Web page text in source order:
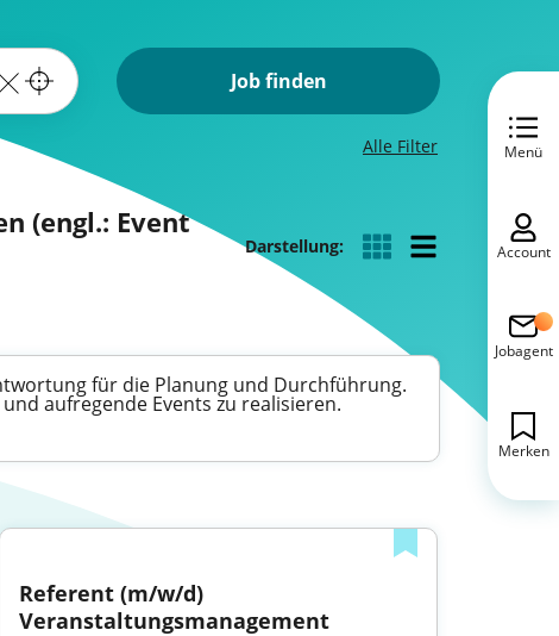
Job finden
Alle Filter
(engl.: Event
Darstellung:
für die Planung und Durchführung.
aufregende Events zu realisieren.
Referent (m/w/d)
Veranstaltungsmanagement
Menü
Account
Jobagent
Merken